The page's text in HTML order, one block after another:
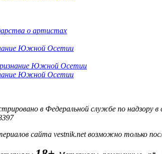
о артистах
Южной Осетии
Южной Осетии
в Федеральной службе по надзору
сайта vestnik.net возможно только